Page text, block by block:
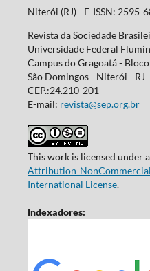
Niterói (RJ) - E-ISSN: 2595-
Revista da Sociedade
Universidade Federal
Campus do Gragoatá -
São Domingos - Niterói - RJ
CEP.:24.210-201
E-mail: revista@sep.org.br
This work is licensed under a
Attribution-
International License.
Indexadores: